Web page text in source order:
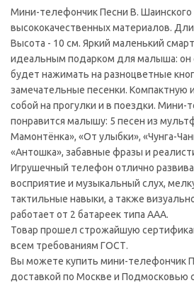
Мини-телефончик Песни В. Шаинского
высококачественных материалов.
Высота - 10 см. Яркий маленький
идеальным подарком для малыша: он
будет нажимать на разноцветные
замечательные песенки. Компактную
собой на прогулки и в поездки.
понравится малышу: 5 песен из
Мамонтёнка», «От улыбки», «Чунга-
«Антошка», забавные фразы и
Игрушечный телефон отлично
восприятие и музыкальный слух,
тактильные навыки, а также
работает от 2 батареек типа ААА.
Товар прошел строжайшую
всем требованиям ГОСТ.
Вы можете купить мини-телефончик
доставкой по Москве и Подмосковью